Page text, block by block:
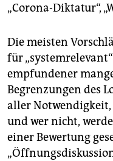
„Corona-Diktatur“,
Die meisten
für
empfundener
Begrenzungen des
aller
und wer nicht,
einer Bewertung